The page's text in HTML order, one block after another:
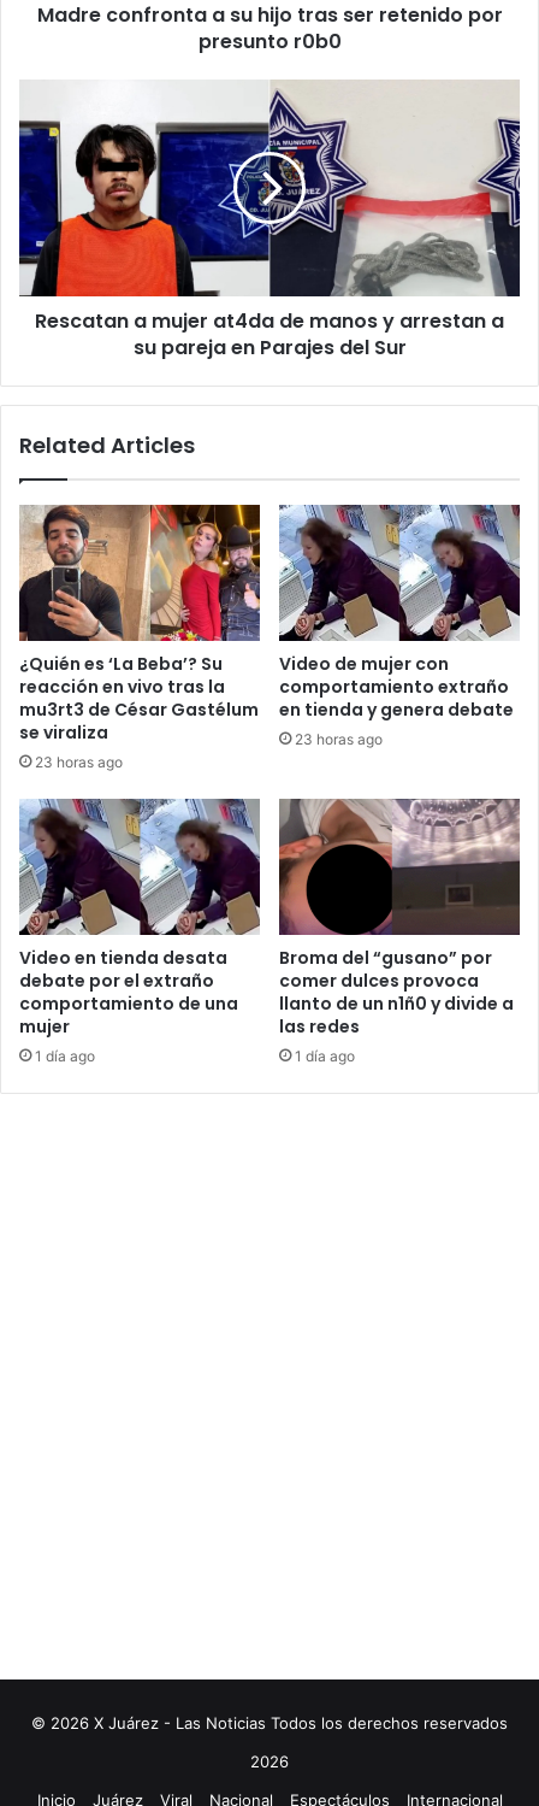
presunto
Madre confronta a su hijo tras ser retenido por
presunto r0b0
a
mujer
at4da
de
manos
y
arrestan
a
Sur
Rescatan a mujer at4da de manos y arrestan a
su pareja en Parajes del Sur
Related Articles
¿Quién es ‘La Beba’? Su
reacción en vivo tras la
mu3rt3 de César Gastélum
se viraliza
23 horas ago
Video de mujer con
comportamiento extraño
en tienda y genera debate
23 horas ago
Video en tienda desata
debate por el extraño
comportamiento de una
mujer
1 día ago
Broma del “gusano” por
comer dulces provoca
llanto de un n1ñ0 y divide a
las redes
1 día ago
© 2026 X Juárez - Las Noticias Todos los derechos reservados
2026
Inicio
Juárez Viral Nacional Espectáculos Internacional